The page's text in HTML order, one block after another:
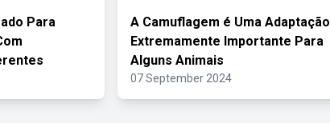
Para
A Camuflagem é Uma Adaptação
Extremamente Importante Para
Alguns Animais
07 September 2024